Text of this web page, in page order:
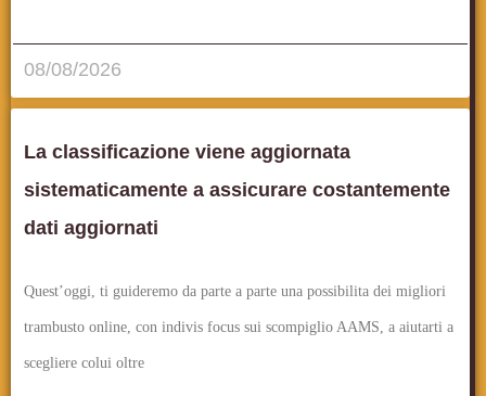
08/08/2026
La classificazione viene aggiornata
sistematicamente a assicurare costantemente
dati aggiornati
Quest’oggi, ti guideremo da parte a parte una possibilita dei migliori
trambusto online, con indivis focus sui scompiglio AAMS, a aiutarti a
scegliere colui oltre